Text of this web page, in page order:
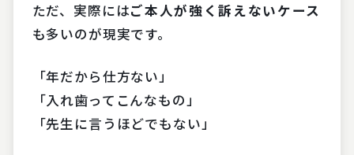
ただ、実際にはご本人が強く訴えないケース
も多いのが現実です。
「年だから仕方ない」
「入れ歯ってこんなもの」
「先生に言うほどでもない」